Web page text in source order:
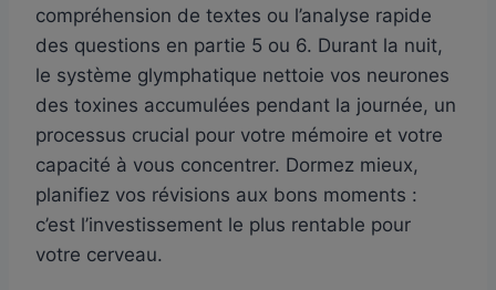
compréhension de textes ou l’analyse rapide
des questions en partie 5 ou 6. Durant la nuit,
le système glymphatique nettoie vos neurones
des toxines accumulées pendant la journée, un
processus crucial pour votre mémoire et votre
capacité à vous concentrer. Dormez mieux,
planifiez vos révisions aux bons moments :
c’est l’investissement le plus rentable pour
votre cerveau.